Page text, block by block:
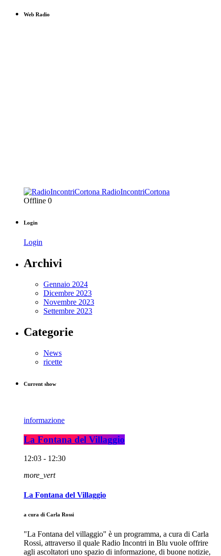
Web Radio
RadioIncontriCortona
Offline 0
Login
Login
Archivi
Gennaio 2024
Dicembre 2023
Novembre 2023
Settembre 2023
Categorie
News
ricette
Current show
informazione
La Fontana del Villaggio
12:03 - 12:30
more_vert
La Fontana del Villaggio
a cura di Carla Rossi
"La Fontana del villaggio" è un programma, a cura di Carla
Rossi, attraverso il quale Radio Incontri in Blu vuole offrire
agli ascoltatori uno spazio di informazione, di buone notizie,